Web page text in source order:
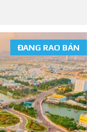
ĐANG RAO BÁN